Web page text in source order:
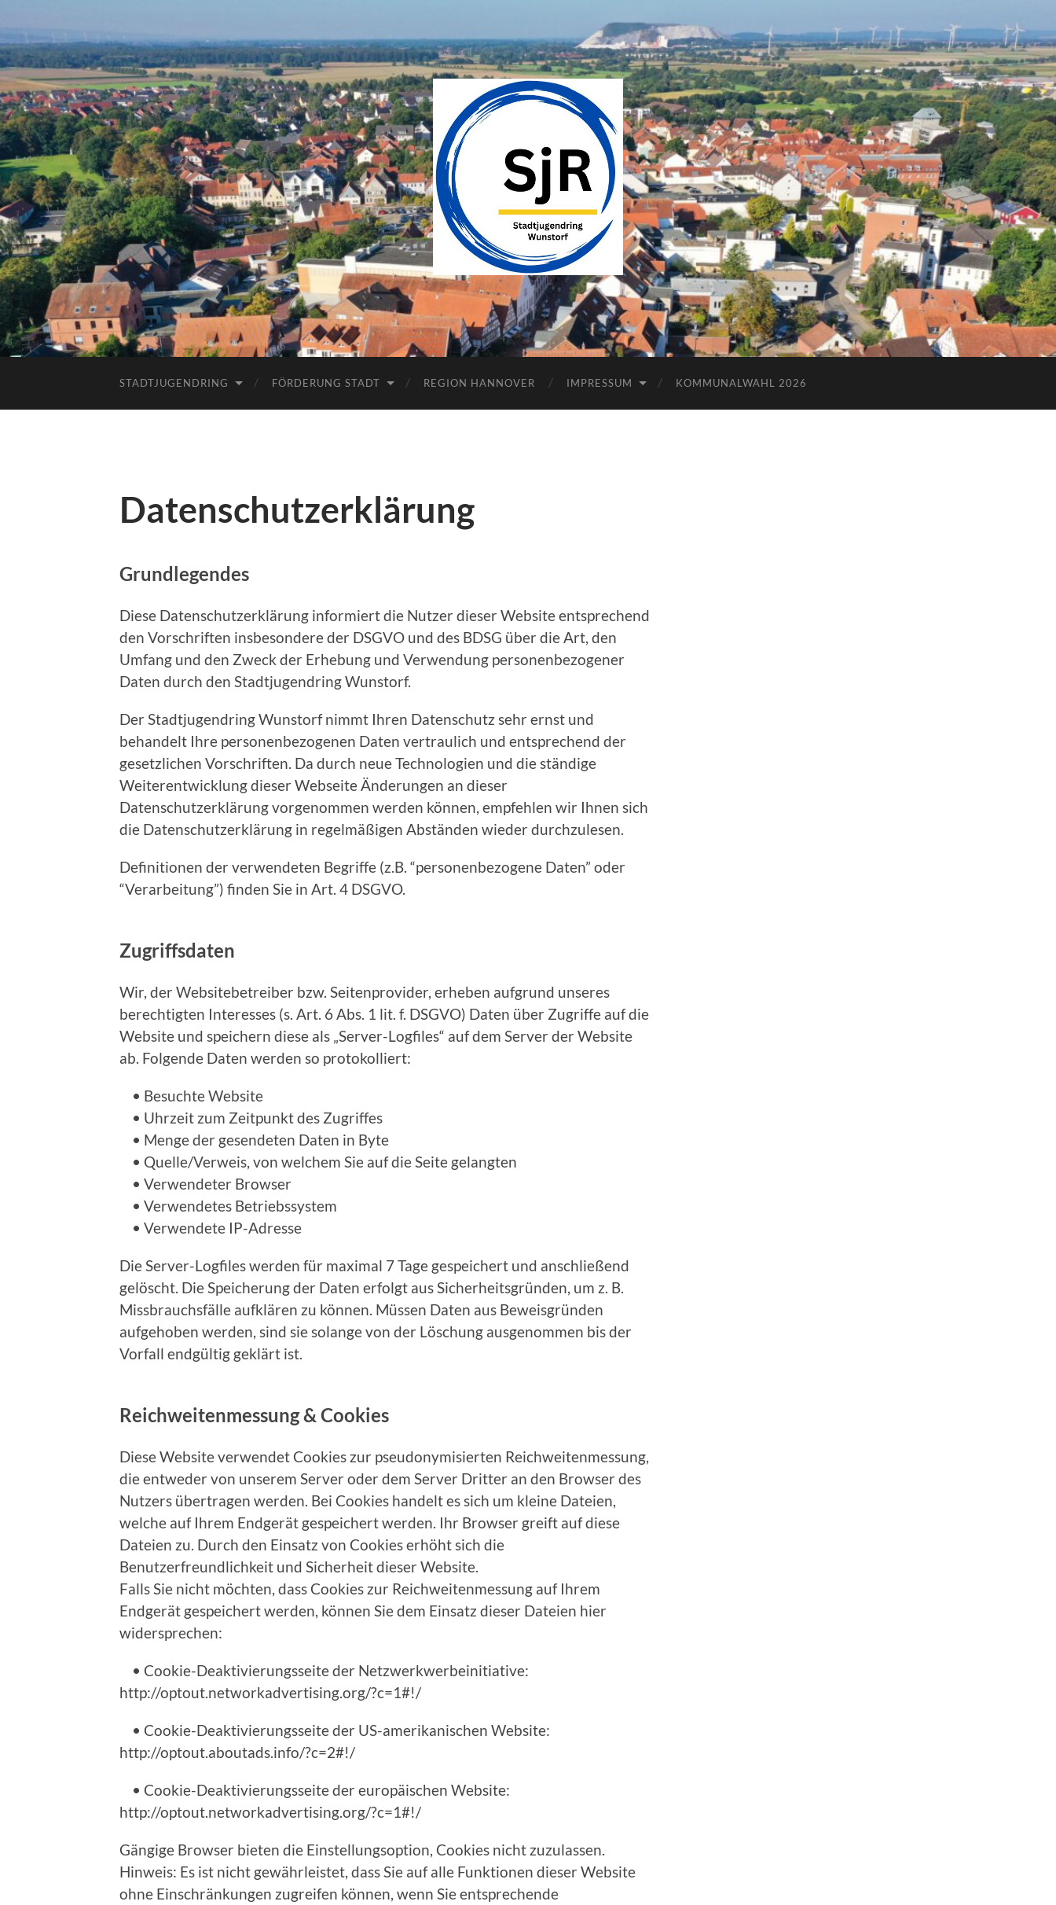
SJR
Wunstorf
STADTJUGENDRING FÖRDERUNG STADT REGION HANNOVER IMPRESSUM KOMMUNALWAHL 2026
Datenschutzerklärung
Grundlegendes
Diese Datenschutzerklärung informiert die Nutzer dieser Website entsprechend
den Vorschriften insbesondere der DSGVO und des BDSG über die Art, den
Umfang und den Zweck der Erhebung und Verwendung personenbezogener
Daten durch den Stadtjugendring Wunstorf.
Der Stadtjugendring Wunstorf nimmt Ihren Datenschutz sehr ernst und
behandelt Ihre personenbezogenen Daten vertraulich und entsprechend der
gesetzlichen Vorschriften. Da durch neue Technologien und die ständige
Weiterentwicklung dieser Webseite Änderungen an dieser
Datenschutzerklärung vorgenommen werden können, empfehlen wir Ihnen sich
die Datenschutzerklärung in regelmäßigen Abständen wieder durchzulesen.
Definitionen der verwendeten Begriffe (z.B. “personenbezogene Daten” oder
“Verarbeitung”) finden Sie in Art. 4 DSGVO.
Zugriffsdaten
Wir, der Websitebetreiber bzw. Seitenprovider, erheben aufgrund unseres
berechtigten Interesses (s. Art. 6 Abs. 1 lit. f. DSGVO) Daten über Zugriffe auf die
Website und speichern diese als „Server-Logfiles“ auf dem Server der Website
ab. Folgende Daten werden so protokolliert:
• Besuchte Website
• Uhrzeit zum Zeitpunkt des Zugriffes
• Menge der gesendeten Daten in Byte
• Quelle/Verweis, von welchem Sie auf die Seite gelangten
• Verwendeter Browser
• Verwendetes Betriebssystem
• Verwendete IP-Adresse
Die Server-Logfiles werden für maximal 7 Tage gespeichert und anschließend
gelöscht. Die Speicherung der Daten erfolgt aus Sicherheitsgründen, um z. B.
Missbrauchsfälle aufklären zu können. Müssen Daten aus Beweisgründen
aufgehoben werden, sind sie solange von der Löschung ausgenommen bis der
Vorfall endgültig geklärt ist.
Reichweitenmessung & Cookies
Diese Website verwendet Cookies zur pseudonymisierten Reichweitenmessung,
die entweder von unserem Server oder dem Server Dritter an den Browser des
Nutzers übertragen werden. Bei Cookies handelt es sich um kleine Dateien,
welche auf Ihrem Endgerät gespeichert werden. Ihr Browser greift auf diese
Dateien zu. Durch den Einsatz von Cookies erhöht sich die
Benutzerfreundlichkeit und Sicherheit dieser Website.
Falls Sie nicht möchten, dass Cookies zur Reichweitenmessung auf Ihrem
Endgerät gespeichert werden, können Sie dem Einsatz dieser Dateien hier
widersprechen:
• Cookie-Deaktivierungsseite der Netzwerkwerbeinitiative:
http://optout.networkadvertising.org/?c=1#!/
• Cookie-Deaktivierungsseite der US-amerikanischen Website:
http://optout.aboutads.info/?c=2#!/
• Cookie-Deaktivierungsseite der europäischen Website:
http://optout.networkadvertising.org/?c=1#!/
Gängige Browser bieten die Einstellungsoption, Cookies nicht zuzulassen.
Hinweis: Es ist nicht gewährleistet, dass Sie auf alle Funktionen dieser Website
ohne Einschränkungen zugreifen können, wenn Sie entsprechende